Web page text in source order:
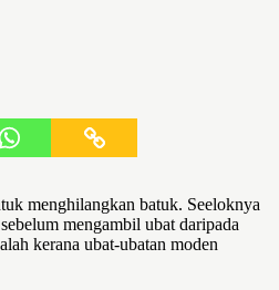
menghilangkan batuk. Seeloknya
mengambil ubat daripada
kerana ubat-ubatan moden